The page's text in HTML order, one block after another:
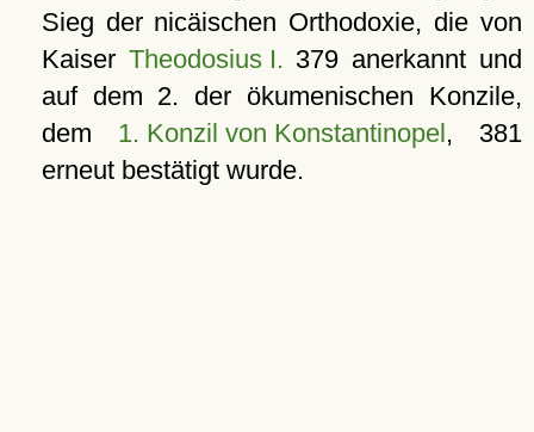
Sieg der nicäischen Orthodoxie, die von
Kaiser Theodosius I. 379 anerkannt und
auf dem 2. der ökumenischen Konzile,
dem 1. Konzil von Konstantinopel, 381
erneut bestätigt wurde.